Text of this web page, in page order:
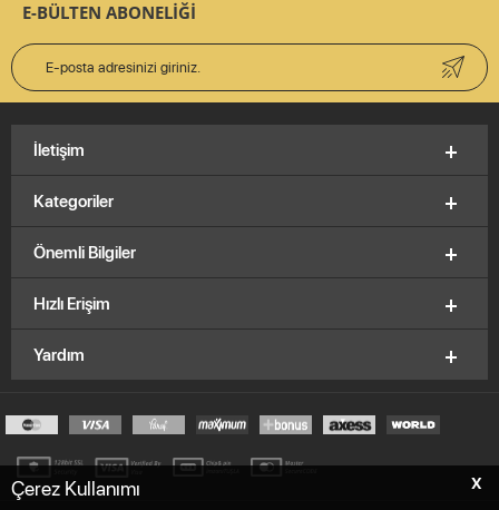
X
Çerez Kullanımı
E-BÜLTEN ABONELİĞİ
Kategoriler
Önemli Bilgiler
Hızlı Erişim
Yardım
İletişim